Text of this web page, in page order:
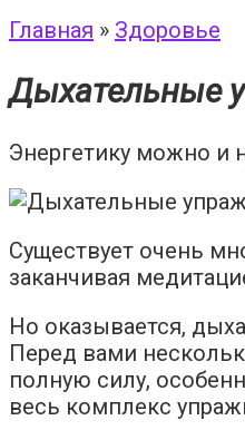
Главная » Здоровье
Дыхательные
Энергетику можно и
Существует очень
заканчивая
Но оказывается,
Перед вами
полную силу,
весь комплекс